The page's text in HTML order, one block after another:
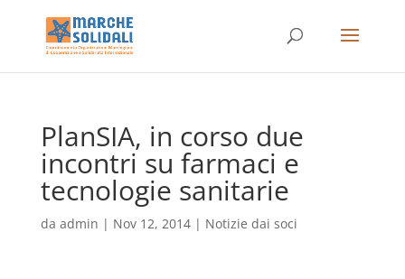
PlanSIA, in corso due
incontri su farmaci e
tecnologie sanitarie
da admin | Nov 12, 2014| Notizie dai soci